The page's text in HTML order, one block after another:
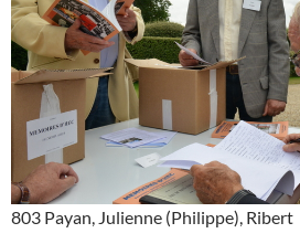
803 Payan, Julienne (Philippe), Ribert